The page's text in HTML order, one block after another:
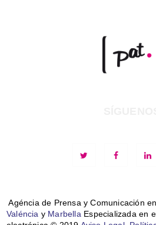
Agéncia de Prensa y Comunicación en
Valéncia y MarbellaEspecializada en